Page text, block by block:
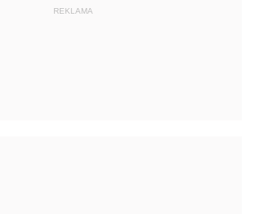
REKLAMA